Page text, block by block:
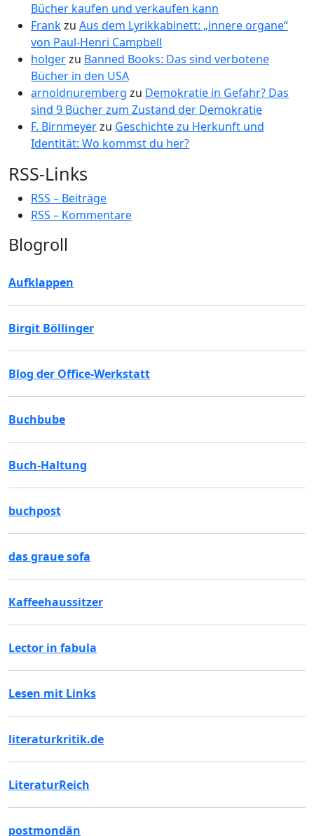
Bücher kaufen und verkaufen kann
Frankzu Aus dem Lyrikkabinett: „innere organe“
von Paul-Henri Campbell
holgerzu Banned Books: Das sind verbotene
Bücher in den USA
arnoldnuremberg zu Demokratie in Gefahr? Das
sind 9 Bücher zum Zustand der Demokratie
F. Birnmeyerzu Geschichte zu Herkunft und
Identität: Wo kommst du her?
RSS-Links
RSS – Beiträge
RSS – Kommentare
Blogroll
Aufklappen
Birgit Böllinger
Blog der Office-Werkstatt
Buchbube
Buch-Haltung
buchpost
das graue sofa
Kaffeehaussitzer
Lector in fabula
Lesen mit Links
literaturkritik.de
LiteraturReich
postmondän